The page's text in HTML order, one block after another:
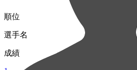
順位
選手名
成績